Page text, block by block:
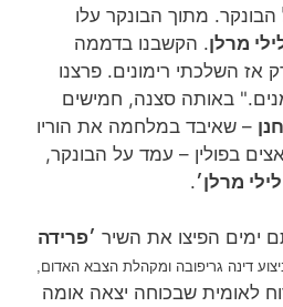
הבונקר. מתוך הבונקר עלו
מרלן. הקשבנו בדממה
אז השלכתי רימונים. פרצנו
באותה סצנה, חמישים
– שאיבד במלחמה את הוריו
בפולין – עמד על הבונקר,
מרלן׳.
ימים הפיצו את השיר ׳פרידה
דינה גריפובה ומקהלת הצבא האדום,
לאומית שבכוחה יצאה אומה